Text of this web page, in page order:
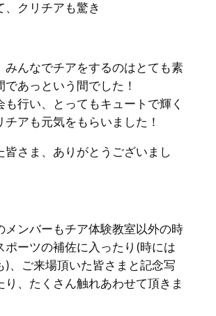
クリチアも驚き
みんなでチアをするのはとても素
であっという間でした！
も行い、とってもキュートで輝く
チアも元気をもらいました！
皆さま、ありがとうございまし
メンバーもチア体験教室以外の時
ポーツの補佐に入ったり(時には
、
ご来場頂いた皆さまと記念写
り、たくさん触れあわせて頂きま